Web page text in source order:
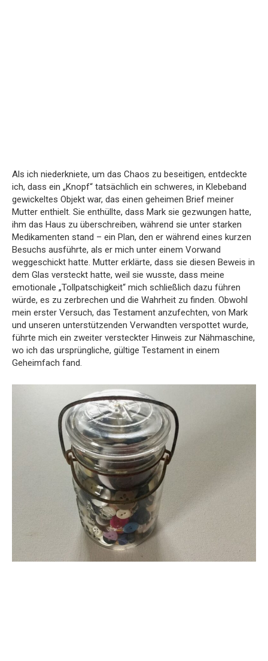
Als ich niederkniete, um das Chaos zu beseitigen, entdeckte
ich, dass ein „Knopf“ tatsächlich ein schweres, in Klebeband
gewickeltes Objekt war, das einen geheimen Brief meiner
Mutter enthielt. Sie enthüllte, dass Mark sie gezwungen hatte,
ihm das Haus zu überschreiben, während sie unter starken
Medikamenten stand – ein Plan, den er während eines kurzen
Besuchs ausführte, als er mich unter einem Vorwand
weggeschickt hatte. Mutter erklärte, dass sie diesen Beweis in
dem Glas versteckt hatte, weil sie wusste, dass meine
emotionale „Tollpatschigkeit“ mich schließlich dazu führen
würde, es zu zerbrechen und die Wahrheit zu finden. Obwohl
mein erster Versuch, das Testament anzufechten, von Mark
und unseren unterstützenden Verwandten verspottet wurde,
führte mich ein zweiter versteckter Hinweis zur Nähmaschine,
wo ich das ursprüngliche, gültige Testament in einem
Geheimfach fand.